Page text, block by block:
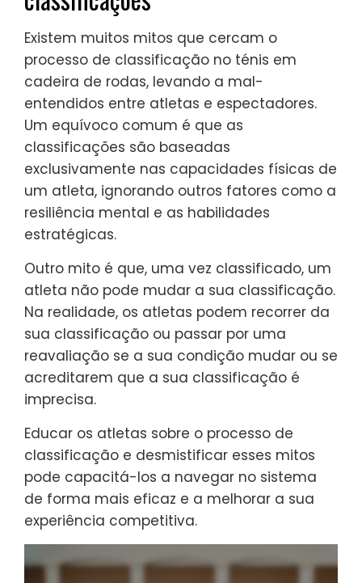
Existem muitos mitos que cercam o
processo de classificação no ténis em
cadeira de rodas, levando a mal-
entendidos entre atletas e espectadores.
Um equívoco comum é que as
classificações são baseadas
exclusivamente nas capacidades físicas de
um atleta, ignorando outros fatores como a
resiliência mental e as habilidades
estratégicas.
Outro mito é que, uma vez classificado, um
atleta não pode mudar a sua classificação.
Na realidade, os atletas podem recorrer da
sua classificação ou passar por uma
reavaliação se a sua condição mudar ou se
acreditarem que a sua classificação é
imprecisa.
Educar os atletas sobre o processo de
classificação e desmistificar esses mitos
pode capacitá-los a navegar no sistema
de forma mais eficaz e a melhorar a sua
experiência competitiva.